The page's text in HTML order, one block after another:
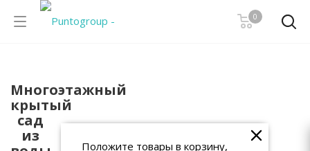
0
Многоэтажный
крытый
сад
из
Положите товары в корзину,